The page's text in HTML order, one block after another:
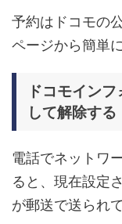
予約はドコモの
ページから簡単
ドコモイン
して解除する
電話でネットワ
ると、現在設定
が郵送で送られ